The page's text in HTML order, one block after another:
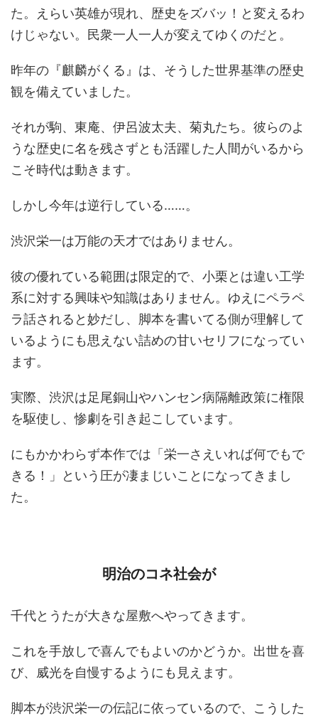
た。えらい英雄が現れ、歴史をズバッ！と変えるわ
けじゃない。民衆一人一人が変えてゆくのだと。
昨年の『麒麟がくる』は、そうした世界基準の歴史
観を備えていました。
それが駒、東庵、伊呂波太夫、菊丸たち。彼らのよ
うな歴史に名を残さずとも活躍した人間がいるから
こそ時代は動きます。
しかし今年は逆行している……。
渋沢栄一は万能の天才ではありません。
彼の優れている範囲は限定的で、小栗とは違い工学
系に対する興味や知識はありません。ゆえにペラペ
ラ話されると妙だし、脚本を書いてる側が理解して
いるようにも思えない詰めの甘いセリフになってい
ます。
実際、渋沢は足尾銅山やハンセン病隔離政策に権限
を駆使し、惨劇を引き起こしています。
にもかかわらず本作では「栄一さえいれば何でもで
きる！」という圧が凄まじいことになってきまし
た。
明治のコネ社会が
千代とうたが大きな屋敷へやってきます。
これを手放しで喜んでもよいのかどうか。出世を喜
び、威光を自慢するようにも見えます。
脚本が渋沢栄一の伝記に依っているので、こうした